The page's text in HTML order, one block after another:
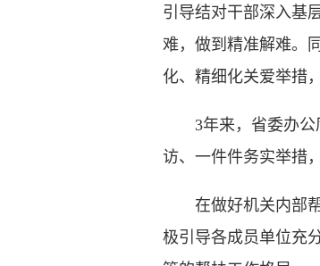
引导结对干部深入基
难，做到精准解难。
化、精细化关爱举措
3年来，省委办公厅
访、一件件务实举措
在做好机关内部帮
极引导各成员单位充